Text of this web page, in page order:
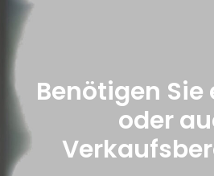
Benötigen Sie
oder